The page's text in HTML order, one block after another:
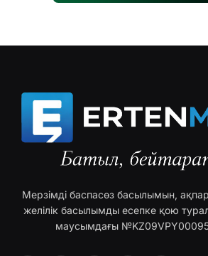
Мерзімді баспасөз басылымын,
желілік басылымды есепке қою
маусымдағы